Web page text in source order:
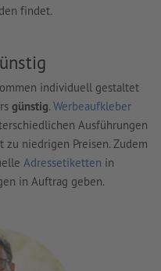
findet.
individuell gestaltet
günstig. Werbeaufkleber
Ausführungen
niedrigen Preisen. Zudem
Adressetiketten in
in Auftrag geben.